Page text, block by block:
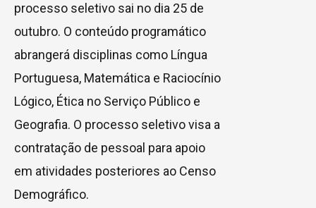
processo seletivo sai no dia 25 de
outubro. O conteúdo programático
abrangerá disciplinas como Língua
Portuguesa, Matemática e Raciocínio
Lógico, Ética no Serviço Público e
Geografia. O processo seletivo visa a
contratação de pessoal para apoio
em atividades posteriores ao Censo
Demográfico.